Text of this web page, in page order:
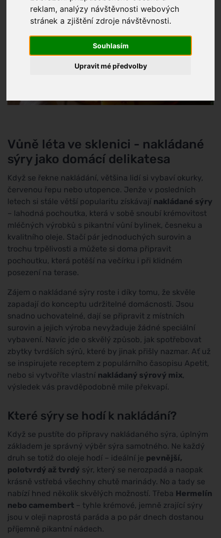
reklam, analýzy návštěvnosti webových
stránek a zjištění zdroje návštěvnosti.
Souhlasím
Upravit mé předvolby
Vůně léta ve sklenici - nakládané
sýry jako domácí delikatesa
Když se řekne nakládání, většina lidí si vybaví okurky,
červenou řepu nebo utopence. Jenže v posledních
letech si stále větší popularitu získávají nakládané sýry
– lahodná pochoutka, která v sobě snoubí krémovitost
mléčných výrobků s pikantní vůní bylinek, česneku a
kvalitního oleje. Stačí pár jednoduchých surovin a
trochu trpělivosti a můžete si doma připravit
pochoutku, která potěší na večírku i při klidném
posezení na terase.
Zájem o nakládané sýry roste i díky tomu, že skvěle
zapadají do konceptu udržitelné domácnosti. Jsou
snadno uchovatelné, dají se připravit z místních
surovin a jejich výroba nevyžaduje žádné speciální
vybavení. Navíc jde o skvělý způsob, jak spotřebovat
zbytky tvrdších sýrů, které by jinak přišly nazmar. Ať už
se inspirujete receptem z populárního časopisu Apetit,
nebo si vytvoříte vlastní nakládaný sýrový mix,
výsledek vás pravděpodobně mile překvapí.
Které sýry se hodí k nakládání?
Když se pustíte do přípravy nakládaného sýra, úplným
základem je správný výběr sýra samotného. Ne každý
druh se totiž do oleje hodí – ideální je pevnější,
polotvrdý až tvrdý sýr, který se nerozpadá a naopak
krásně vstřebá všechny chutě marinády. No a tady se
nabízí hned několik skvělých možností. Třeba Hermelín
nebo camembert – tyhle krémové, jemně zrající sýry
jsou v oleji naprostá paráda a po pár dnech dostanou
příjemně pikantní nádech.